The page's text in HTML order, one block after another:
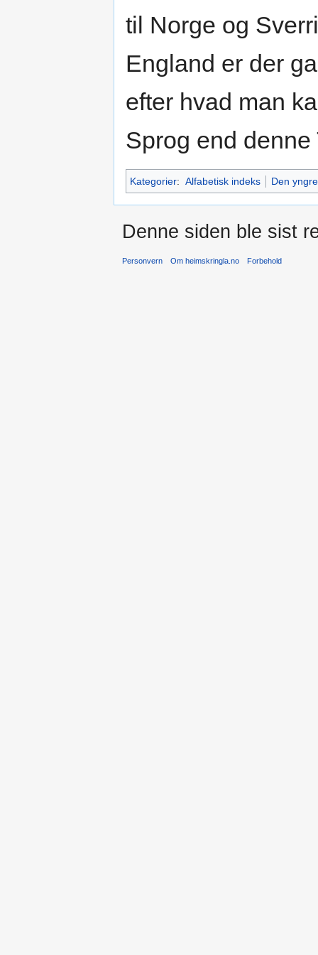
til Norge og
England er der
efter hvad man
Sprog end denne
Kategorier: Alfabetisk indeks Den
Denne siden ble sist
Personvern Om heimskringla.no Forbehold